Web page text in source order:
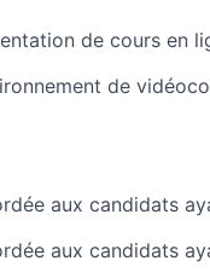
de cours en
de
aux candidats
aux candidats